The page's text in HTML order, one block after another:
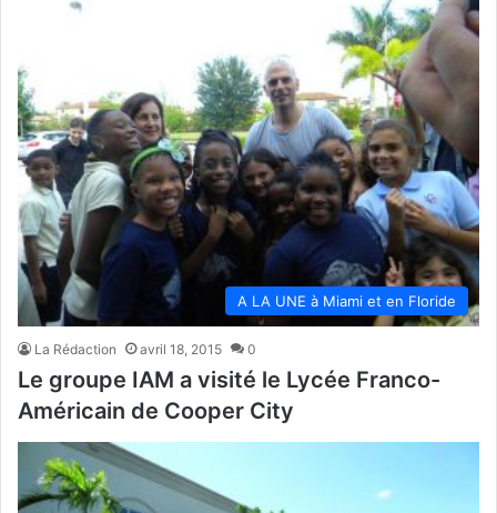
A LA UNE à Miami et en Floride
La Rédaction avril 18, 2015 0
Le groupe IAM a visité le Lycée Franco-
Américain de Cooper City